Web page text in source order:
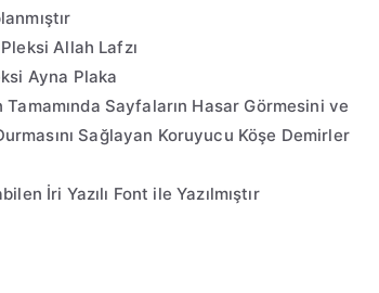
Allah Lafzı
Ayna Plaka
Sayfaların Hasar Görmesini ve
Sağlayan Koruyucu Köşe Demirler
İri Yazılı Font ile Yazılmıştır